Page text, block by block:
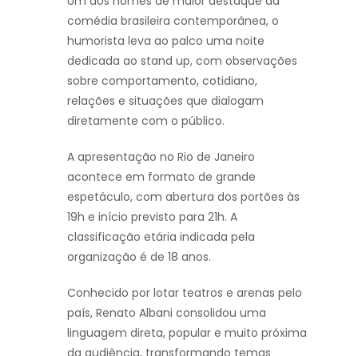
comédia brasileira contemporânea, o
humorista leva ao palco uma noite
dedicada ao stand up, com observações
sobre comportamento, cotidiano,
relações e situações que dialogam
diretamente com o público.
A apresentação no Rio de Janeiro
acontece em formato de grande
espetáculo, com abertura dos portões às
19h e início previsto para 21h. A
classificação etária indicada pela
organização é de 18 anos.
Conhecido por lotar teatros e arenas pelo
país, Renato Albani consolidou uma
linguagem direta, popular e muito próxima
da audiência, transformando temas